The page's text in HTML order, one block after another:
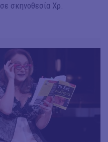
σκηνοθεσία Χρ.